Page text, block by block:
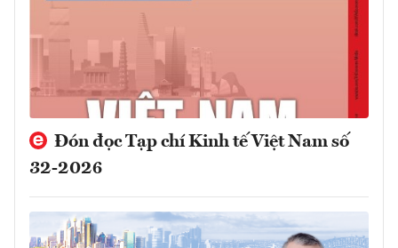
Đón đọc Tạp chí Kinh tế Việt Nam số
32-2026